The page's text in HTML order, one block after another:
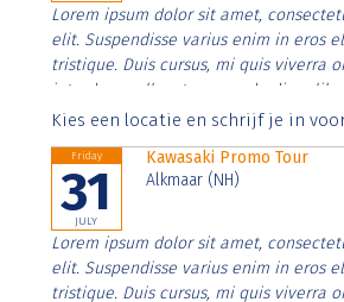
Lorem ipsum dolor sit amet,
elit. Suspendisse varius enim in eros
tristique. Duis cursus, mi quis viverra
interdum nulla, ut commodo diam
Aenean faucibus nibh et justo cursus
Kies een locatie en schrijf je in
Friday
31
JULY
Kawasaki Promo Tour
Alkmaar (NH)
Lorem ipsum dolor sit amet,
elit. Suspendisse varius enim in eros
tristique. Duis cursus, mi quis viverra